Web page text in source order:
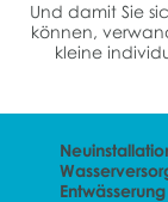
Und damit Sie
können,
kleine
Entwässerung